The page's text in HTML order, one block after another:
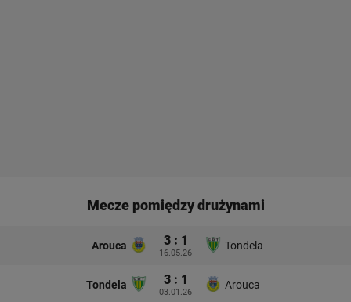
Mecze pomiędzy drużynami
Arouca 3 : 1
16.05.26
Tondela
Tondela 3 : 1
03.01.26
Arouca